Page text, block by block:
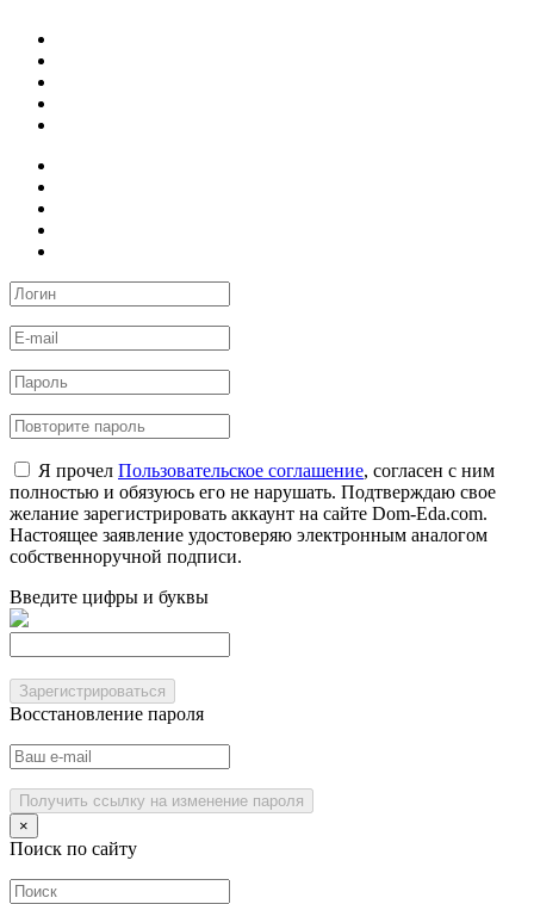
Я прочел Пользовательское соглашение, согласен с ним
полностью и обязуюсь его не нарушать. Подтверждаю свое
желание зарегистрировать аккаунт на сайте Dom-Eda.com.
Настоящее заявление удостоверяю электронным аналогом
собственноручной подписи.
Введите цифры и буквы
Зарегистрироваться
Восстановление пароля
Получить ссылку на изменение пароля
×
Поиск по сайту